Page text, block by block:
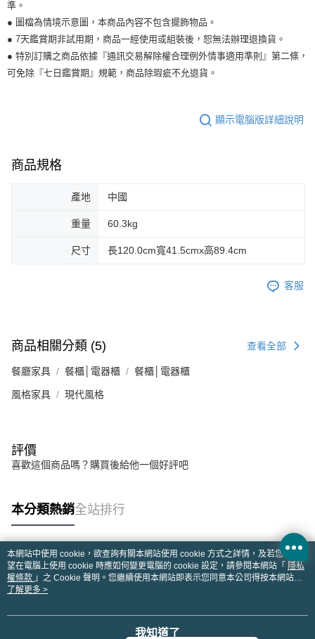
準。
● 圖檔為情境示意圖，本商品內容不包含擺飾物品。
● 7天鑑賞期非試用期，商品一經使用或組裝後，恕無法辦理退換貨。
● 特別訂購之商品依據『通訊交易解除權合理例外情事適用準則』第二條，
可免除『七日鑑賞期』規範，商品除瑕疵不允退貨。
顯示電腦版詳細說明
商品規格
產地 中國
重量 60.3kg
尺寸 長120.0cm寬41.5cmx高89.4cm
客服
商品相關分類 (5) 查看全部
餐廳家具 餐櫃│電器櫃 餐櫃│電器櫃
風格家具 現代風格
評價
喜歡這個商品嗎？購買後給他一個好評吧
本分類熱銷全站排行
熱門標籤
本網站中使用 cookie，欲查詢有關本網站使用 cookie 方式之詳情，及若您不希
望在電腦上使用 cookie 時應如何變更電腦的 cookie 設定，請參閱本網站「 隱私
權條款 」之 Cookie 聲明。您繼續使用本網站即表示您同意本公司得按本網站使
用條款之 Cookie 聲明使用 cookie。
了解更多 >
我知道了